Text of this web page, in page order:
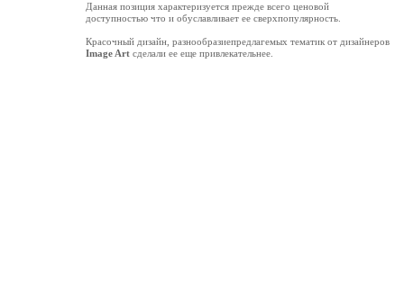
Данная позиция характеризуется прежде всего ценовой
доступностью что и обуславливает ее сверхпопулярность.
Красочный дизайн, разнообразиепредлагемых тематик от дизайнеров
Image Art сделали ее еще привлекательнее.